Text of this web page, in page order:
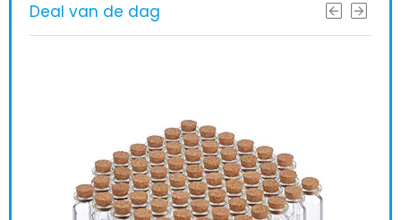
Deal van de dag